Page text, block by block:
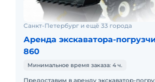
Санкт-Петербург и ещё 33 города
Аренда экскаватора-
860
Минимальное время заказа: 4 ч.
Предоставим в аренду экскаватор-